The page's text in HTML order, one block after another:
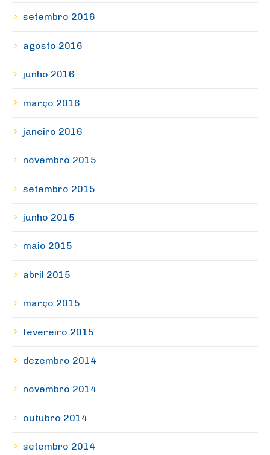
setembro 2016
agosto 2016
junho 2016
março 2016
janeiro 2016
novembro 2015
setembro 2015
junho 2015
maio 2015
abril 2015
março 2015
fevereiro 2015
dezembro 2014
novembro 2014
outubro 2014
setembro 2014